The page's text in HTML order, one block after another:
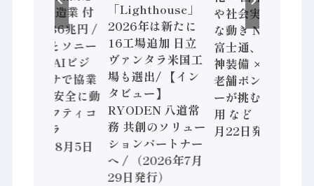
2024年製造業 付
加価値額86兆円 /
三菱電機とソニー
セミコン AIビジ
ョンセンサで協業
/ IDEC、安全に動
かすセーフティコ
ントローラ
（2026年8月5日
「Lighthouse」
2026年は新たに
16工場追加 日立
ヴァンタラ米国工
場も選出/ 【イン
タビュー】
RYODEN 八道常
務 共創のソリュー
ションパートナー
へ / （2026年7月
29日発行）
や社会実装に活発
な動き Noetra、
富士通、日立 / 兵
神装備 × HMS、
老舗ポンプメーカ
ーが挑むデータ活
用 など（2026年7
月22日発行）